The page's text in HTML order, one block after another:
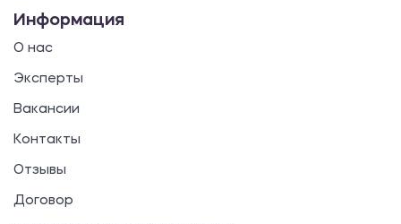
Информация
О нас
Эксперты
Вакансии
Контакты
Отзывы
Договор